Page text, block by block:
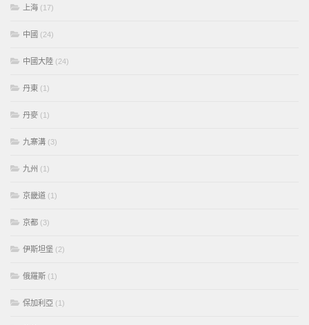
上海 (17)
中國 (24)
中國大陸 (24)
丹東 (1)
丹麥 (1)
九寨溝 (3)
九州 (1)
京畿道 (1)
京都 (3)
伊斯坦堡 (2)
俄羅斯 (1)
保加利亞 (1)